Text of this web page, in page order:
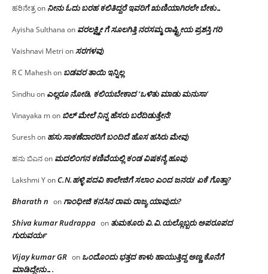
ಹರಿನೇತ್ರon ನೀನು ಓದು ಬರಹ ಕಲಿತಿದ್ದರೆ ಇವರಿಗೆ ಋಣಿಯಾಗಿರಲೇ ಬೇಕು…
Ayisha Sulthana on ವರಲಕ್ಷ್ಮೀ ಗೆ ಸೂಲಗಿತ್ತಿ ನರಸಮ್ಮ‌ ರಾಷ್ಟ್ರೀಯ ಪ್ರಶಸ್ತಿ ಗರಿ
Vaishnavi Metri onಸರಗಳವು
R C Maheshon ಬಡವರ ತಾಯಿ ಇನ್ನಿಲ್ಲ
Sindhuon ಎಲ್ಲರೂ ನೋಡಿ, ಕಲಿಯಬೇಕಾದ ‘ಒಳಿತು ಮಾಡು ಮನುಸಾ’
Vinayaka mon ಬಿಲ್ ಮೇಲೆ ನಿನ್ನ ಹೆಸರು ಬರೆದಿಡುತ್ತೇನೆ!
Sureshon ಹಸು ಸಾಕಣೆದಾರರಿಗೆ ಬಂದಿದೆ ಹೊಸ ಹಸಿರು ಮೇವು
ಹನು ಬಿಎನon ಮದಲಿಂಗನ ಕಣಿವೆಯಲ್ಲಿ ಕಂಡ ವಿಷಕನ್ಯೆ ಹೂವು
Lakshmi YonC.N.ಹಳ್ಳಿ ಪದವಿ ಕಾಲೇಜಿಗೆ ಸಲಾಂ‌ ಎಂದ ಜನರು! ಏಕೆ ಗೊತ್ತಾ?
Bharath n onಗಾಂಧೀಜಿ ಕನಸಿನ ರಾಮ ರಾಜ್ಯ ಯಾವುದು?
Shiva kumar Rudrappa on ತುಮಕೂರು‌ ವಿ.ವಿ.ಯಲ್ಲೊಬ್ಬರು ಅಪರೂಪದ
ಗುರುವರ್ಯ
Vijay kumar GR on ಒಂದೊಂದು ಭತ್ತದ ಕಾಳು ಹಾಯುತ್ತಿದ್ದ ಅಣ್ಣ ಕೊನೆಗೆ
ಮಾಡಿದ್ದೇನು….